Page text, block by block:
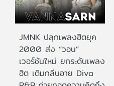
JMNK ปลุกเพลงฮิตยุค
2000 ส่ง “วอน”
เวอร์ชันใหม่ ยกระดับเพลง
ฮิต เติมกลิ่นอาย Diva